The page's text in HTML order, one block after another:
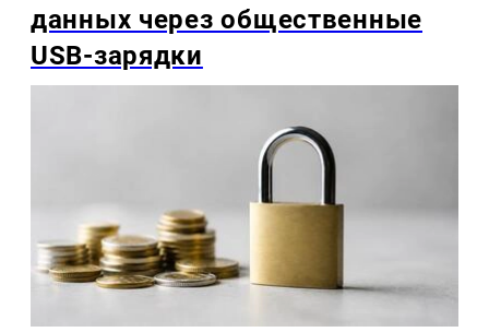
данных через общественные
USB-зарядки